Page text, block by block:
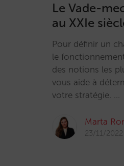
Le Vade-
au XXIe
Pour définir un
le
des notions les
vous aide à
votre stratégie. …
Marta
23/11/2022